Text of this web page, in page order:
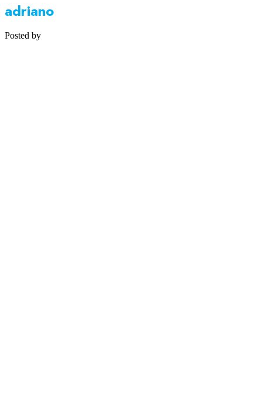
adriano
Posted by